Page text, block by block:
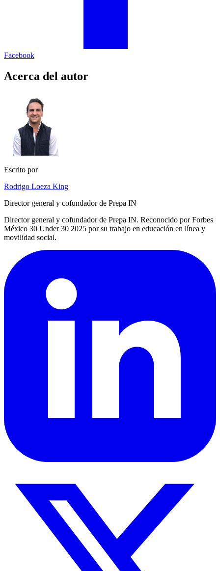
Facebook
Acerca del autor
Escrito por
Rodrigo Loeza King
Director general y cofundador de Prepa IN
Director general y cofundador de Prepa IN. Reconocido por Forbes
México 30 Under 30 2025 por su trabajo en educación en línea y
movilidad social.